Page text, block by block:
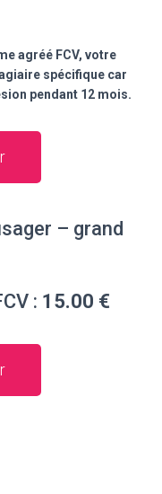
agréé FCV, votre
spécifique car
pendant 12 mois.
– grand
: 15.00 €